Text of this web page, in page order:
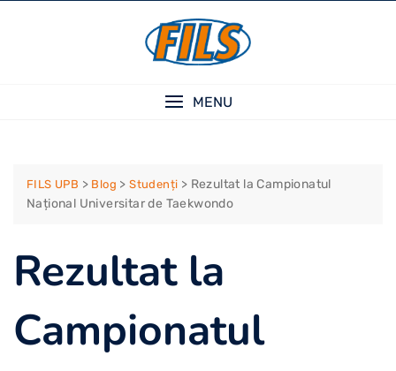
MENU
FILS UPB > Blog >Studenți > Rezultat la Campionatul
Național Universitar de Taekwondo
Rezultat la
Campionatul